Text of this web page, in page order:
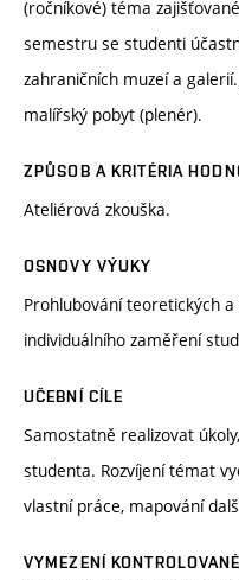
(ročníkové) téma
semestru se studenti
zahraničních muzeí a
malířský pobyt (plenér).
ZPŮSOB A KRITÉRIA
Ateliérová zkouška.
OSNOVY VÝUKY
Prohlubování teoretických
individuálního zaměření
UČEBNÍ CÍLE
Samostatně realizovat
studenta. Rozvíjení témat
vlastní práce, mapování
VYMEZENÍ